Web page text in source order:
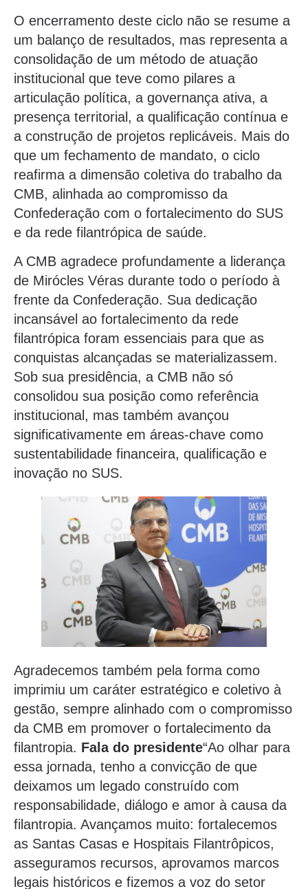
O encerramento deste ciclo não se resume a
um balanço de resultados, mas representa a
consolidação de um método de atuação
institucional que teve como pilares a
articulação política, a governança ativa, a
presença territorial, a qualificação contínua e
a construção de projetos replicáveis. Mais do
que um fechamento de mandato, o ciclo
reafirma a dimensão coletiva do trabalho da
CMB, alinhada ao compromisso da
Confederação com o fortalecimento do SUS
e da rede filantrópica de saúde.
A CMB agradece profundamente a liderança
de Mirócles Véras durante todo o período à
frente da Confederação. Sua dedicação
incansável ao fortalecimento da rede
filantrópica foram essenciais para que as
conquistas alcançadas se materializassem.
Sob sua presidência, a CMB não só
consolidou sua posição como referência
institucional, mas também avançou
significativamente em áreas-chave como
sustentabilidade financeira, qualificação e
inovação no SUS.
Agradecemos também pela forma como
imprimiu um caráter estratégico e coletivo à
gestão, sempre alinhado com o compromisso
da CMB em promover o fortalecimento da
filantropia. Fala do presidente“Ao olhar para
essa jornada, tenho a convicção de que
deixamos um legado construído com
responsabilidade, diálogo e amor à causa da
filantropia. Avançamos muito: fortalecemos
as Santas Casas e Hospitais Filantrôpicos,
asseguramos recursos, aprovamos marcos
legais históricos e fizemos a voz do setor